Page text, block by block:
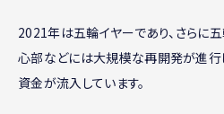
2021年は五輪イヤーであり、さらに
心部などには大規模な再開発が進行
資金が流入しています。